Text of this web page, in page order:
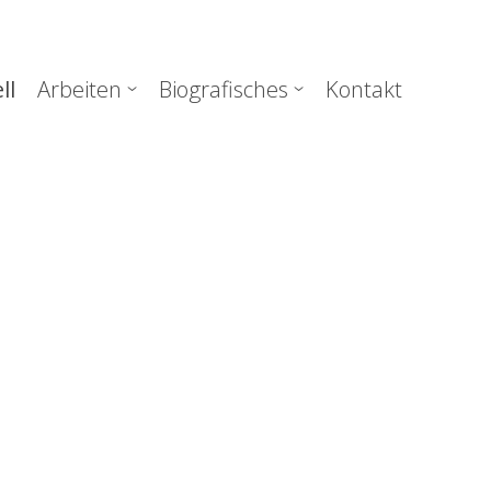
Arbeiten Biografisches Kontakt